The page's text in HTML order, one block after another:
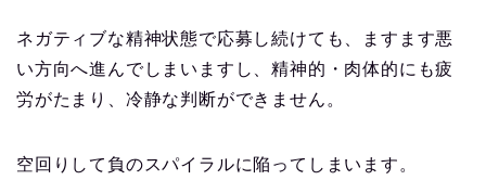
ネガティブな精神状態で応募し続けても、ますます悪
い方向へ進んでしまいますし、精神的・肉体的にも疲
労がたまり、冷静な判断ができません。
空回りして負のスパイラルに陥ってしまいます。